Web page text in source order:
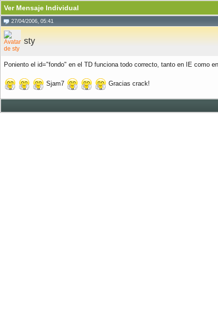
Ver Mensaje Individual
27/04/2006, 05:41
sty
Poniento el id="fondo" en el TD funciona todo correcto, tanto en IE como
Sjam7 Gracias crack!